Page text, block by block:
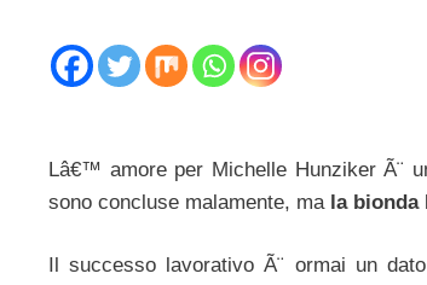
Lâ€™ amore per Michelle Hunziker Ã¨
sono concluse malamente, ma la bionda
Il successo lavorativo Ã¨ ormai un